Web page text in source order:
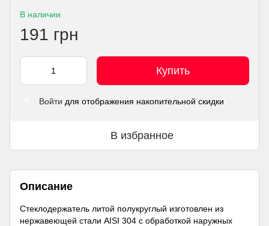
В наличии
191 грн
Купить
Войти для отображения накопительной скидки
В избранное
Описание
Стеклодержатель литой полукруглый изготовлен из
нержавеющей стали AISI 304 с обработкой наружных